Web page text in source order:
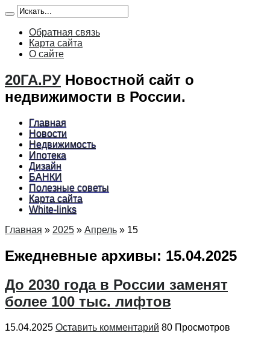
Обратная связь
Карта сайта
О сайте
20ГА.РУ Новостной сайт о
недвижимости в России.
Главная
Новости
Недвижимость
Ипотека
Дизайн
БАНКИ
Полезные советы
Карта сайта
White-links
Главная » 2025 » Апрель » 15
Ежедневные архивы: 15.04.2025
До 2030 года в России заменят
более 100 тыс. лифтов
15.04.2025 Оставить комментарий 80 Просмотров